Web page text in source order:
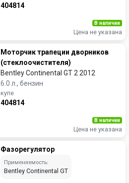
404814
В наличии
Цена не указана
Моторчик трапеции дворников
(стеклоочистителя)
Bentley Continental GT 2 2012
6.0 л., бензин
купе
404814
В наличии
Цена не указана
Фазорегулятор
Применяемость:
Bentley Continental GT